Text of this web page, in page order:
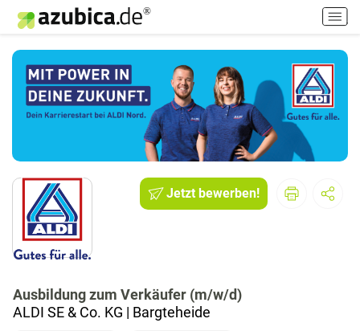
H
a
u
p
t
m
e
i
Jetzt bewerben!
Ausbildung zum Verkäufer (m/w/d)
ALDI SE & Co. KG | Bargteheide